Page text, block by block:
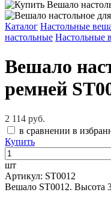
Каталог Настольные
настольные Настольные
Вешало
ремней
2 114 руб.
в сравнении в
Купить
шт
Артикул: ST0012
Вешало ST0012. Высота